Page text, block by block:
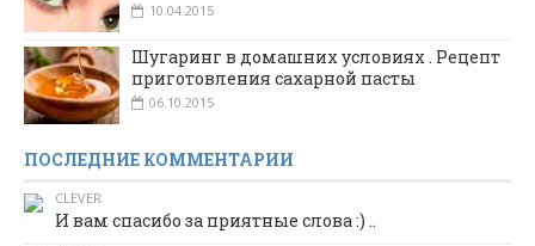
10.04.2015
Шугаринг в домашних условиях . Рецепт
приготовления сахарной пасты
06.10.2015
ПОСЛЕДНИЕ КОММЕНТАРИИ
CLEVER
И вам спасибо за приятные слова :) ..